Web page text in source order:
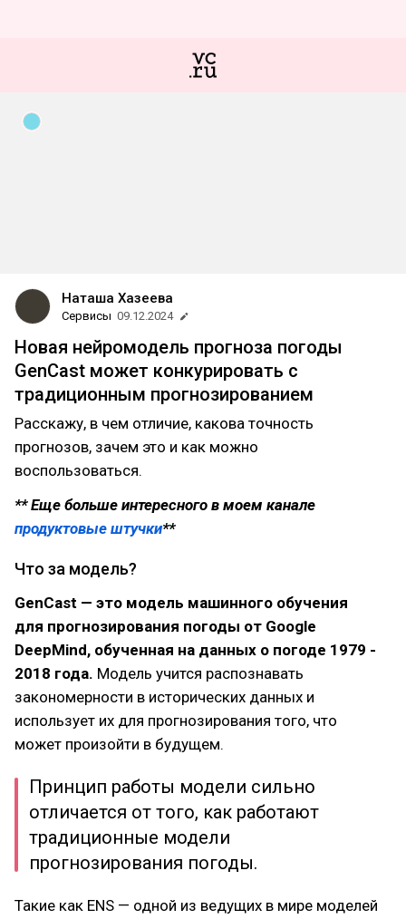
Наташа Хазеева
Сервисы 09.12.2024
Новая нейромодель прогноза погоды
GenCast может конкурировать с
традиционным прогнозированием
Расскажу, в чем отличие, какова точность
прогнозов, зачем это и как можно
воспользоваться.
** Еще больше интересного в моем канале
продуктовые штучки**
Что за модель?
GenCast — это модель машинного обучения
для прогнозирования погоды от Google
DeepMind, обученная на данных о погоде 1979 -
2018 года. Модель учится распознавать
закономерности в исторических данных и
использует их для прогнозирования того, что
может произойти в будущем.
Принцип работы модели сильно
отличается от того, как работают
традиционные модели
прогнозирования погоды.
Такие как ENS — одной из ведущих в мире моделей